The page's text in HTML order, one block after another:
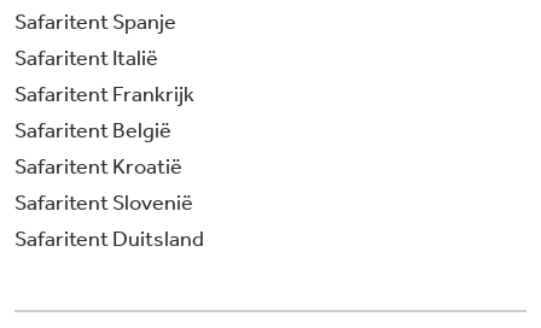
Safaritent Spanje
Safaritent Italië
Safaritent Frankrijk
Safaritent België
Safaritent Kroatië
Safaritent Slovenië
Safaritent Duitsland